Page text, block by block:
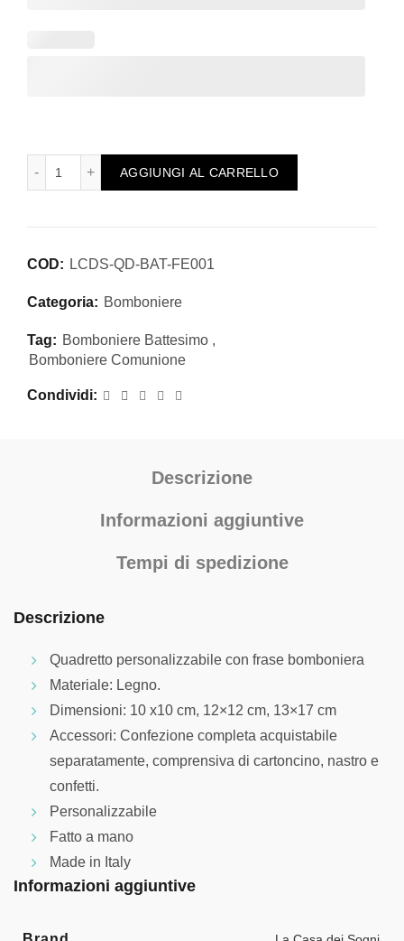
Quadretto personalizzabile con frase bomboniera bimba
AGGIUNGI AL CARRELLO
COD: LCDS-QD-BAT-FE001
Categoria: Bomboniere
Tag: Bomboniere Battesimo ,
Bomboniere Comunione
Condividi
Descrizione
Informazioni aggiuntive
Tempi di spedizione
Descrizione
Quadretto personalizzabile con frase bomboniera
Materiale: Legno.
Dimensioni: 10 x10 cm, 12×12 cm, 13×17 cm
Accessori: Confezione completa acquistabile
separatamente, comprensiva di cartoncino, nastro e
confetti.
Personalizzabile
Fatto a mano
Made in Italy
Informazioni aggiuntive